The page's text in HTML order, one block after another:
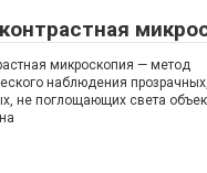
микроскопия — метод
наблюдения прозрачных,
не поглощающих света